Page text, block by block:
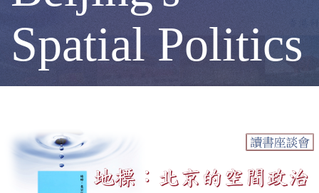
的
空
間
Spatial Politics